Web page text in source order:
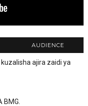
AUDIENCE
ajira zaidi ya
BMG.